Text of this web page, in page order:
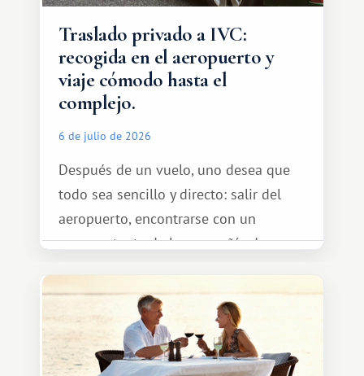
Traslado privado a IVC:
recogida en el aeropuerto y
viaje cómodo hasta el
complejo.
6 de julio de 2026
Después de un vuelo, uno desea que
todo sea sencillo y directo: salir del
aeropuerto, encontrarse con un
representante de la compañía de
tranquilamente hasta el complejo
turístico.